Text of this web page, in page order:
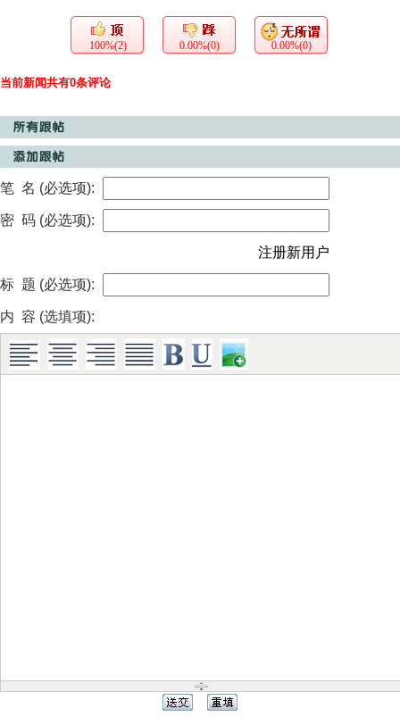
100%(2) 0.00%(0) 0.00%(0)
当前新闻共有0条评论
笔 名 (必选项):
密 码 (必选项):
注册新用户
标 题 (必选项):
内 容 (选填项):